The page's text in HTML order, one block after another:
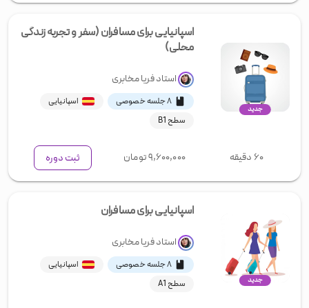
جدید
اسپانیایی برای مسافران (سفر و تجربه زندگی
محلی)
استادفریا مخابری
۸ جلسه خصوصی
اسپانیایی
سطح B1
۶۰ دقیقه ۹,۶۰۰,۰۰۰تومان ثبت دوره
جدید
اسپانیایی برای مسافران
استادفریا مخابری
۸ جلسه خصوصی
اسپانیایی
سطح A1